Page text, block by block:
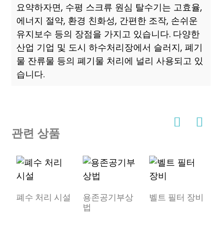
요약하자면, 수평 스크류 원심 탈수기는 고효율,
에너지 절약, 환경 친화성, 간편한 조작, 손쉬운
유지보수 등의 장점을 가지고 있습니다. 다양한
산업 기업 및 도시 하수처리장에서 슬러지, 폐기
물 잔류물 등의 폐기물 처리에 널리 사용되고 있
습니다.
관련 상품
폐수 처리 시설
용존공기부상
법
벨트 필터 장비